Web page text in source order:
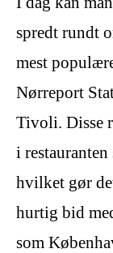
spredt rundt
mest
Nørreport
Tivoli. Disse
i
hvilket gør
hurtig bid
som